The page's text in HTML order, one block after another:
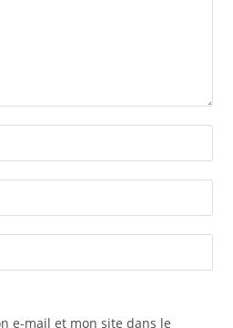
e-mail et mon site dans le